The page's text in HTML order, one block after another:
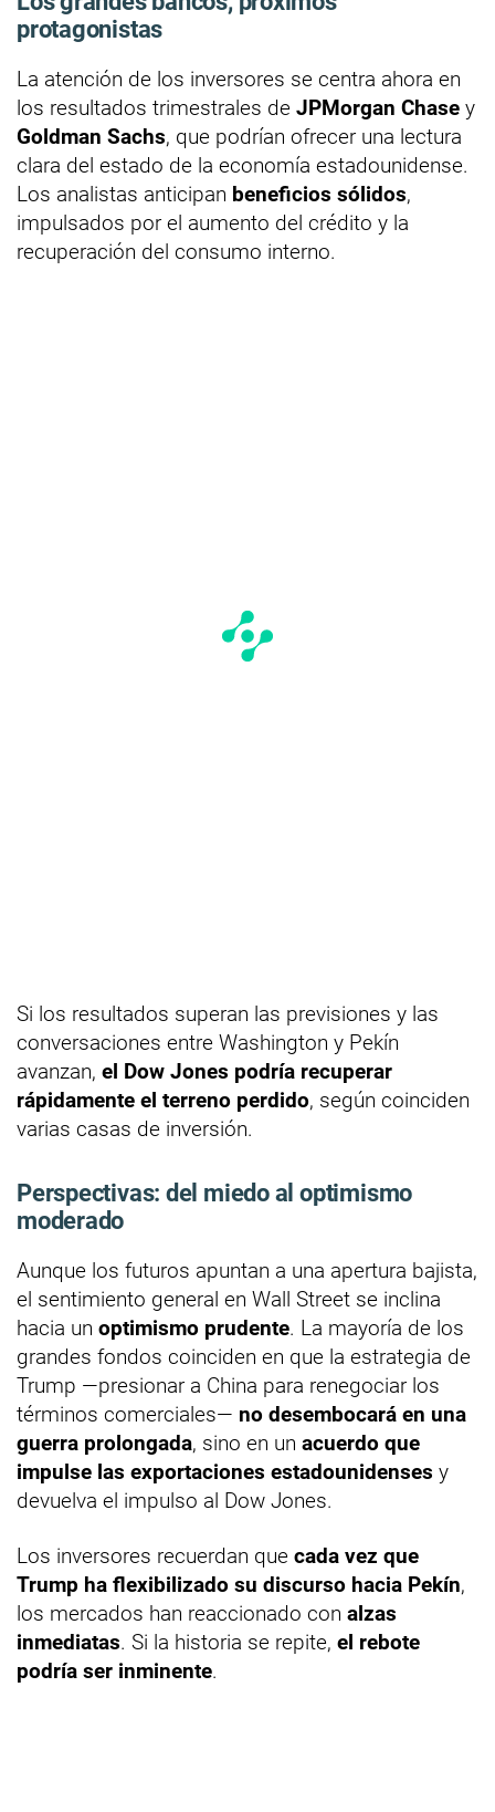
protagonistas
La atención de los inversores se centra ahora en
los resultados trimestrales de JPMorgan Chase y
Goldman Sachs, que podrían ofrecer una lectura
clara del estado de la economía estadounidense.
Los analistas anticipan beneficios sólidos,
impulsados por el aumento del crédito y la
recuperación del consumo interno.
Si los resultados superan las previsiones y las
conversaciones entre Washington y Pekín
avanzan, el Dow Jones podría recuperar
rápidamente el terreno perdido, según coinciden
varias casas de inversión.
Perspectivas: del miedo al optimismo
moderado
Aunque los futuros apuntan a una apertura bajista,
el sentimiento general en Wall Street se inclina
hacia un optimismo prudente. La mayoría de los
grandes fondos coinciden en que la estrategia de
Trump —presionar a China para renegociar los
términos comerciales— no desembocará en una
guerra prolongada, sino en un acuerdo que
impulse las exportaciones estadounidenses y
devuelva el impulso al Dow Jones.
Los inversores recuerdan que cada vez que
Trump ha flexibilizado su discurso hacia Pekín,
los mercados han reaccionado con alzas
inmediatas. Si la historia se repite, el rebote
podría ser inminente.